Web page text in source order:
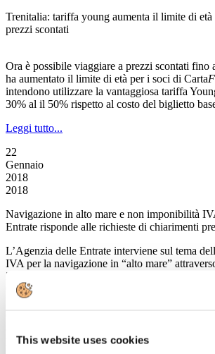
This website uses cookies
Trenitalia: tariffa young aumenta il limite di età
prezzi scontati
Ora è possibile viaggiare a prezzi scontati fino
ha aumentato il limite di età per i soci di Carta
intendono utilizzare la vantaggiosa tariffa
30% al il 50% rispetto al costo del biglietto
Leggi tutto...
22
Gennaio
2018
2018
Navigazione in alto mare e non imponibilità
Entrate risponde alle richieste di chiarimenti
L’Agenzia delle Entrate interviene sul tema
IVA per la navigazione in “alto mare”
2018, in risposta alle richieste di chiarimenti
Convegno “Nautica & Fisco” tenutosi durante
La circolare offre ulteriori chiarimenti sul
può considerarsi adibita alla navigazione in alto